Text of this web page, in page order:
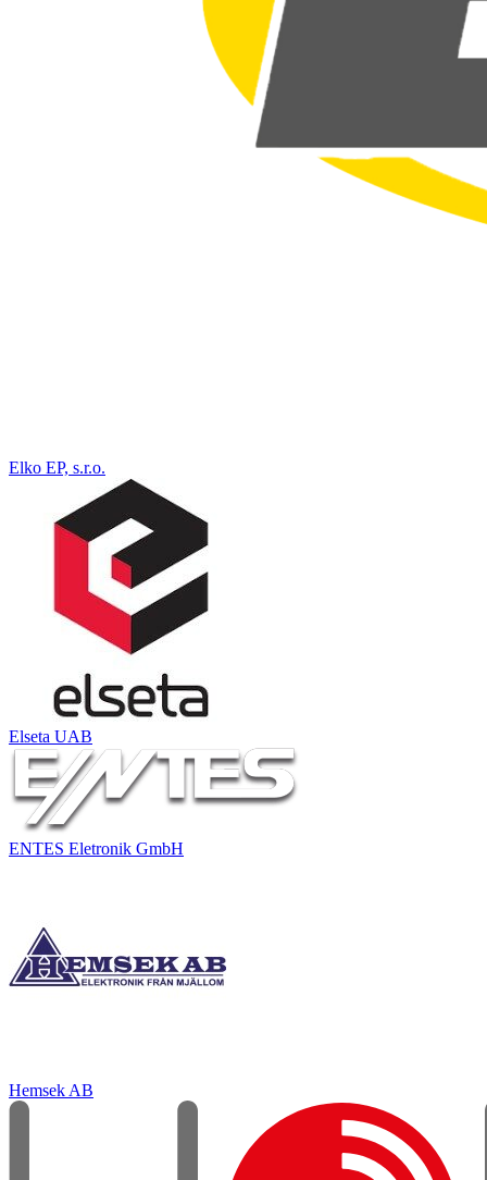
Elko EP, s.r.o.
Elseta UAB
ENTES Eletronik GmbH
Hemsek AB